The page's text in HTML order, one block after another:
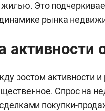
Это
рынка
активности
ростом активности
Спрос на
покупки-